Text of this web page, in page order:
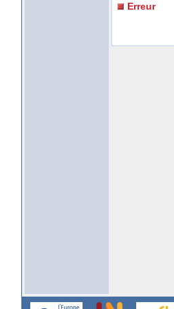
Erreur